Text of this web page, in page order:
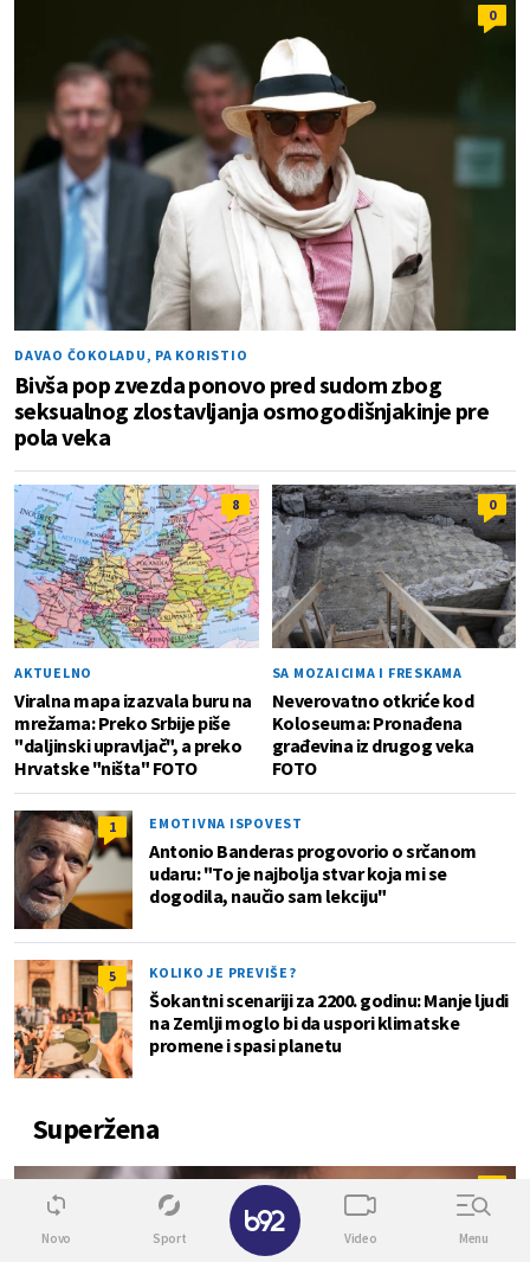
0
DAVAO ČOKOLADU, PA KORISTIO
Bivša pop zvezda ponovo pred sudom zbog
seksualnog zlostavljanja osmogodišnjakinje pre
pola veka
8
AKTUELNO
Viralna mapa izazvala buru na
mrežama: Preko Srbije piše
"daljinski upravljač", a preko
Hrvatske "ništa" FOTO
0
SA MOZAICIMA I FRESKAMA
Neverovatno otkriće kod
Koloseuma: Pronađena
građevina iz drugog veka
FOTO
1 EMOTIVNA ISPOVEST
Antonio Banderas progovorio o srčanom
udaru: "To je najbolja stvar koja mi se
dogodila, naučio sam lekciju"
5 KOLIKO JE PREVIŠE?
Šokantni scenariji za 2200. godinu: Manje ljudi
na Zemlji moglo bi da uspori klimatske
promene i spasi planetu
Superžena
Novo Sport Video Menu
✕